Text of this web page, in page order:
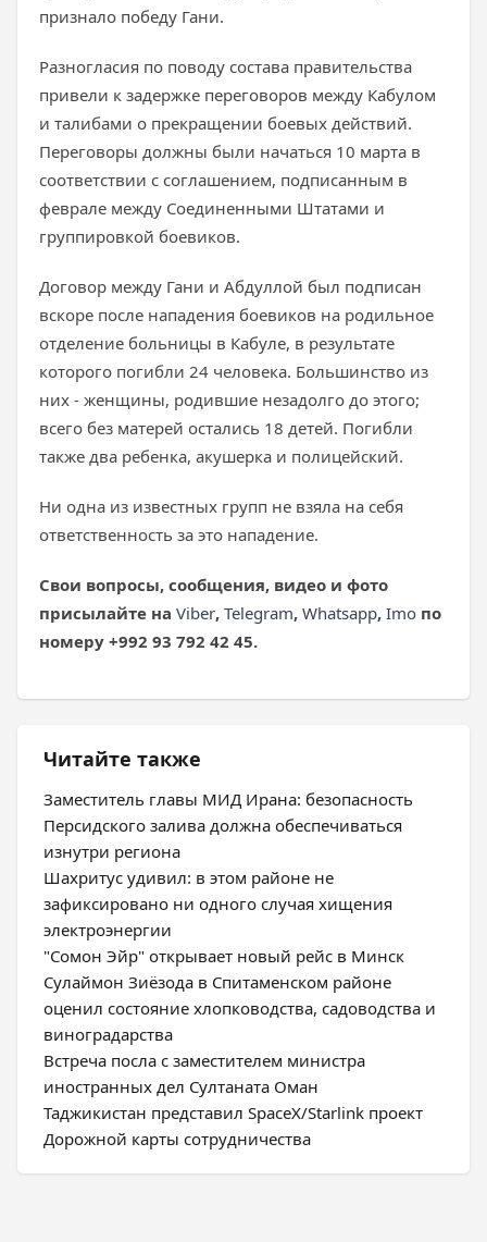
признало победу Гани.
Разногласия по поводу состава правительства
привели к задержке переговоров между Кабулом
и талибами о прекращении боевых действий.
Переговоры должны были начаться 10 марта в
соответствии с соглашением, подписанным в
феврале между Соединенными Штатами и
группировкой боевиков.
Договор между Гани и Абдуллой был подписан
вскоре после нападения боевиков на родильное
отделение больницы в Кабуле, в результате
которого погибли 24 человека. Большинство из
них - женщины, родившие незадолго до этого;
всего без матерей остались 18 детей. Погибли
также два ребенка, акушерка и полицейский.
Ни одна из известных групп не взяла на себя
ответственность за это нападение.
Свои вопросы, сообщения, видео и фото
присылайте на Viber, Telegram, Whatsapp, Imo по
номеру +992 93 792 42 45.
Читайте также
Заместитель главы МИД Ирана: безопасность
Персидского залива должна обеспечиваться
изнутри региона
Шахритус удивил: в этом районе не
зафиксировано ни одного случая хищения
электроэнергии
"Сомон Эйр" открывает новый рейс в Минск
Сулаймон Зиёзода в Спитаменском районе
оценил состояние хлопководства, садоводства и
виноградарства
Встреча посла с заместителем министра
иностранных дел Султаната Оман
Таджикистан представил SpaceX/Starlink проект
Дорожной карты сотрудничества